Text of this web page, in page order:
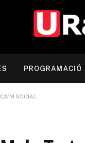
PROGRAMACIÓ
SOCIAL